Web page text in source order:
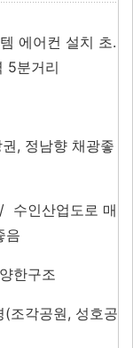
에어컨 설치 초.
5분거리
, 정남향 채광좋
수인산업도로 매
음
한구조
조각공원, 성호공